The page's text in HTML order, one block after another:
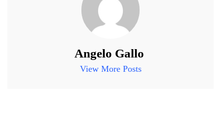
Angelo Gallo
View More Posts